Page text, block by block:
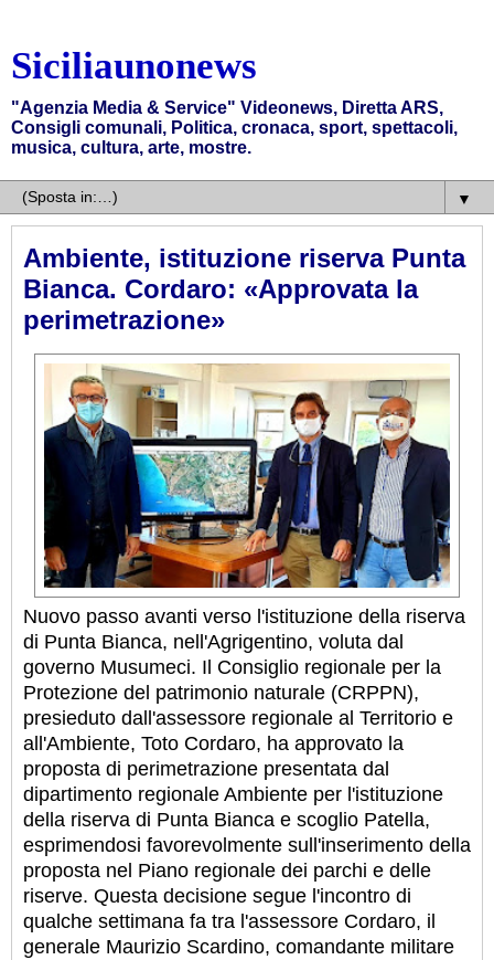
Siciliaunonews
"Agenzia Media & Service" Videonews, Diretta ARS,
Consigli comunali, Politica, cronaca, sport, spettacoli,
musica, cultura, arte, mostre.
▼
Ambiente, istituzione riserva Punta
Bianca. Cordaro: «Approvata la
perimetrazione»
Nuovo passo avanti verso l'istituzione della riserva
di Punta Bianca, nell'Agrigentino, voluta dal
governo Musumeci. Il Consiglio regionale per la
Protezione del patrimonio naturale (CRPPN),
presieduto dall'assessore regionale al Territorio e
all'Ambiente, Toto Cordaro, ha approvato la
proposta di perimetrazione presentata dal
dipartimento regionale Ambiente per l'istituzione
della riserva di Punta Bianca e scoglio Patella,
esprimendosi favorevolmente sull'inserimento della
proposta nel Piano regionale dei parchi e delle
riserve. Questa decisione segue l'incontro di
qualche settimana fa tra l'assessore Cordaro, il
generale Maurizio Scardino, comandante militare